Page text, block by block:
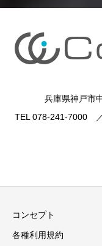
兵庫県神戸市
TEL 078-241-7000
コンセプト
各種利用規約